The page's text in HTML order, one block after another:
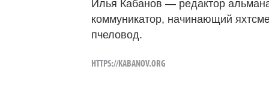
Илья Кабанов — редактор
коммуникатор, начинающий
пчеловод.
HTTPS://KABANOV.ORG